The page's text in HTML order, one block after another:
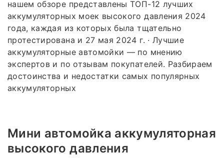
нашем обзоре представлены ТОП-12 лучших
аккумуляторных моек высокого давления 2024
года, каждая из которых была тщательно
протестирована и 27 мая 2024 г. · Лучшие
аккумуляторные автомойки — по мнению
экспертов и по отзывам покупателей. Разбираем
достоинства и недостатки самых популярных
аккумуляторных
Мини автомойка аккумуляторная
высокого давления